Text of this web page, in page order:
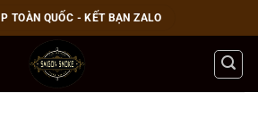
TOÀN QUỐC - KẾT BẠN ZALO